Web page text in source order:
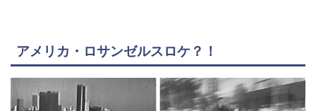
アメリカ・ロサンゼルスロケ？！